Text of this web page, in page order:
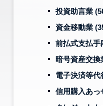
投資助言業
資金移動業
前払式支払手
暗号資産交
電子決済等代
信用購入あっ